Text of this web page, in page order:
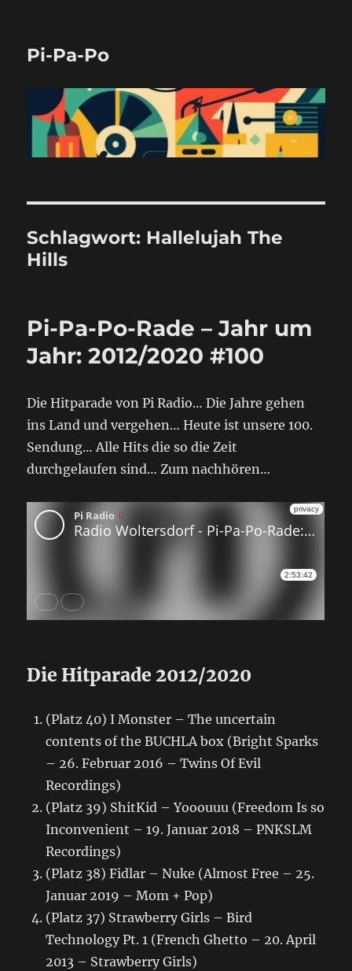
Pi-Pa-Po
Schlagwort: Hallelujah The
Hills
Pi-Pa-Po-Rade – Jahr um
Jahr: 2012/2020 #100
Die Hitparade von Pi Radio… Die Jahre gehen
ins Land und vergehen… Heute ist unsere 100.
Sendung… Alle Hits die so die Zeit
durchgelaufen sind… Zum nachhören…
Die Hitparade 2012/2020
(Platz 40) I Monster – The uncertain
contents of the BUCHLA box (Bright Sparks
– 26. Februar 2016 – Twins Of Evil
Recordings)
(Platz 39) ShitKid – Yooouuu (Freedom Is so
Inconvenient – 19. Januar 2018 – PNKSLM
Recordings)
(Platz 38) Fidlar – Nuke (Almost Free – 25.
Januar 2019 – Mom + Pop)
(Platz 37) Strawberry Girls – Bird
Technology Pt. 1 (French Ghetto – 20. April
2013 – Strawberry Girls)